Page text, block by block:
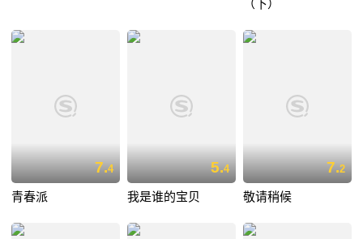
（下）
7.4
青春派
5.4
我是谁的宝贝
7.2
敬请稍候